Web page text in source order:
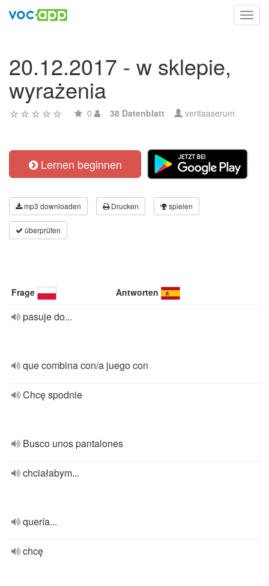
20.12.2017 - w sklepie,
wyrażenia
0 38 Datenblatt veritaaserum
Lernen beginnen
mp3 downloaden Drucken spielen
überprüfen
Frage Antworten
pasuje do...
que combina con/a juego con
Chcę spodnie
Busco unos pantalones
chciałabym...
quería...
chcę